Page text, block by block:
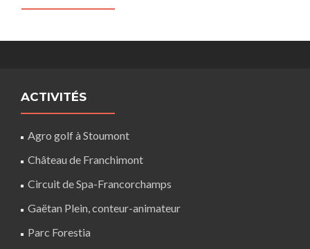
ACTIVITÉS
Agro golf à Stoumont
Château de Franchimont
Circuit de Spa-Francorchamps
Gaëtan Plein, conteur-animateur
Parc Forestia